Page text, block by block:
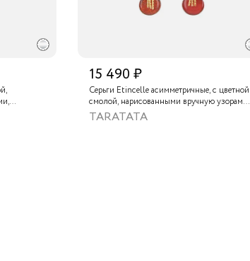
15 490 ₽
Серьги Etincelle асимметричные, с цветной
смолой, нарисованными вручную узорами,
слюдяным порошком, стеклянной бусиной,
тонированным гематитом и золотой
TARATATA